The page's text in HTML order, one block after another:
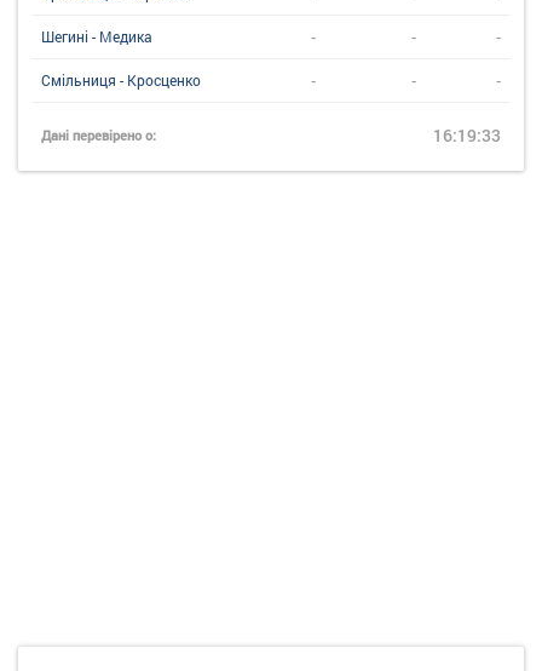
Шегині - Медика - - -
Смільниця - Кросценко - - -
Дані перевірено о: 16:19:33